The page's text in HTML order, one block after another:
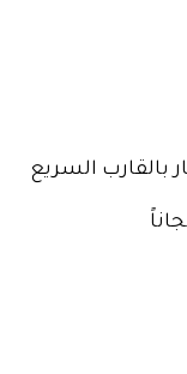
بالقارب السريع